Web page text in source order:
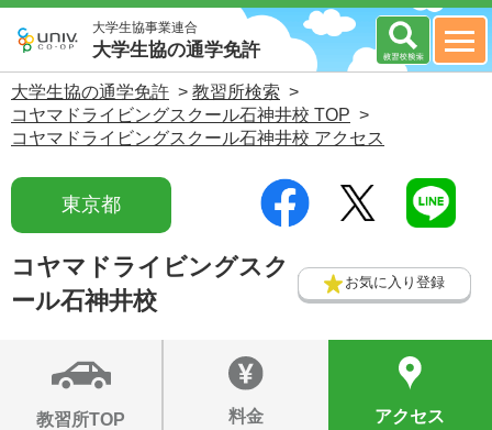
大学生協事業連合
大学生協の通学免許
大学生協の通学免許 > 教習所検索 >
コヤマドライビングスクール石神井校 TOP >
コヤマドライビングスクール石神井校 アクセス
東京都
コヤマドライビングスク
ール石神井校
お気に入り登録
教習所TOP 料金 アクセス